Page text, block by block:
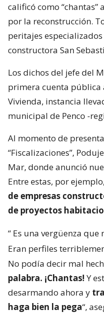
calificó como “chantas”
por la reconstrucción.
peritajes
constructora San
Los dichos del jefe del
primera cuenta pública
Vivienda, instancia
municipal de Penco -
Al momento de
“Fiscalizaciones”,
Mar, donde anunció
Entre estas, por
de empresas
de proyectos
“ Es una vergüenza que
Eran perfiles
No podía decir mal
palabra. ¡Chantas!Y
desarmando ahora y
haga bien la pega“,